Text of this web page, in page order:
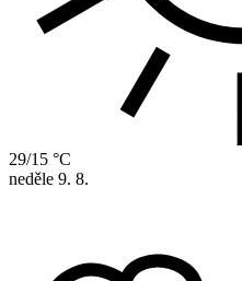
29/15 °C
neděle 9. 8.